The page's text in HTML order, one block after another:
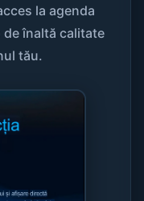
la agenda
înaltă calitate
tău.